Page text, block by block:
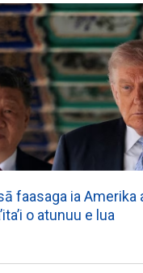
faasaga ia Amerika
o atunuu e lua